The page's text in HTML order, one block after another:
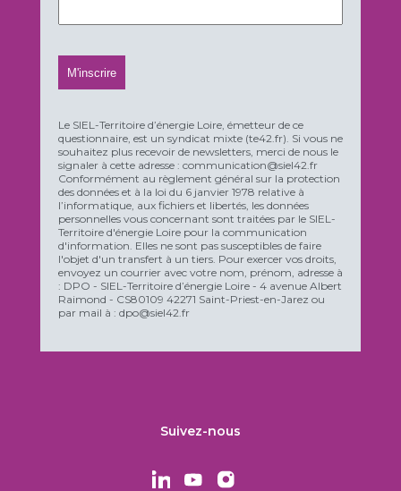
Le SIEL-Territoire d’énergie Loire, émetteur de ce
questionnaire, est un syndicat mixte (te42.fr). Si vous ne
souhaitez plus recevoir de newsletters, merci de nous le
signaler à cette adresse : communication@siel42.fr
Conformément au règlement général sur la protection
des données et à la loi du 6 janvier 1978 relative à
l’informatique, aux fichiers et libertés, les données
personnelles vous concernant sont traitées par le SIEL-
Territoire d'énergie Loire pour la communication
d'information. Elles ne sont pas susceptibles de faire
l'objet d'un transfert à un tiers. Pour exercer vos droits,
envoyez un courrier avec votre nom, prénom, adresse à
: DPO - SIEL-Territoire d’énergie Loire - 4 avenue Albert
Raimond - CS80109 42271 Saint-Priest-en-Jarez ou
par mail à : dpo@siel42.fr
Suivez-nous